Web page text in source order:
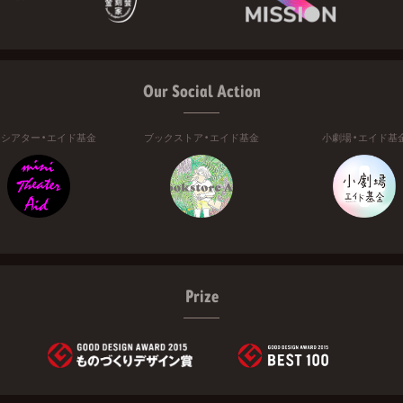
Our Social Action
アター・エイド基金 ブックストア・エイド基金 小劇場・エイド基
Prize